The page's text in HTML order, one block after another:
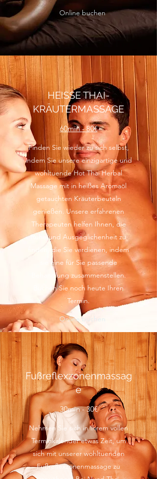
Online buchen
HEISSE THAI-
KRÄUTERMASSAGE
60min - 80€
Finden Sie wieder zu sich selbst,
indem Sie unsere einzigartige und
wohltuende Hot Thai Herbal
Massage mit in heißes Aromaöl
getauchten Kräuterbeuteln
genießen. Unsere erfahrenen
Therapeuten helfen Ihnen, die
Ruhe und Ausgeglichenheit zu
finden, die Sie verdienen, indem
sie eine für Sie passende
Behandlung zusammenstellen.
Buchen Sie noch heute Ihren
Termin.
Online buchen
Fußreflexzonenmassag
e
30min - 30€
Nehmen Sie sich in Ihrem vollen
Terminkalender etwas Zeit, um
sich mit unserer wohltuenden
Fußreflexzonenmassage zu